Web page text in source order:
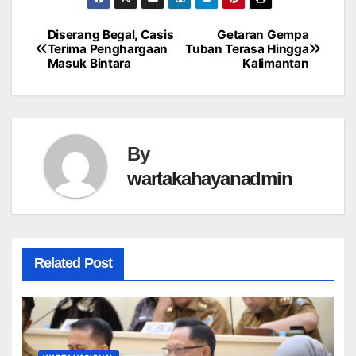
Post
navigation
Getaran Gempa
Tuban Terasa Hingga
Kalimantan
Diserang Begal, Casis
Terima Penghargaan
Masuk Bintara
By
wartakahayanadmin
Related Post